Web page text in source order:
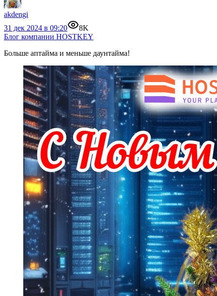
akdengi
31 дек 2024 в 09:20
8K
Блог компании HOSTKEY
Больше аптайма и меньше даунтайма!